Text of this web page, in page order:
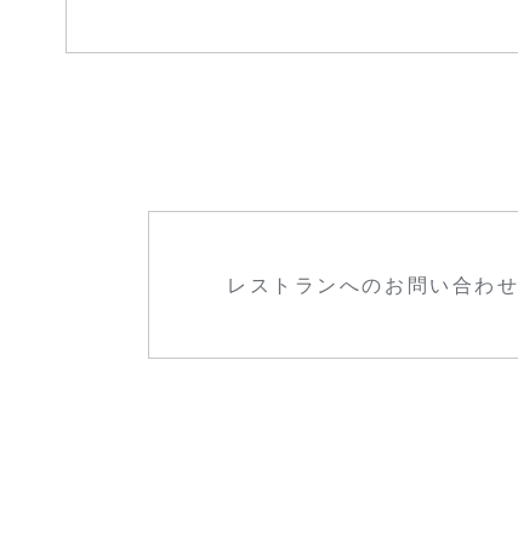
レストランへのお問い合わせ